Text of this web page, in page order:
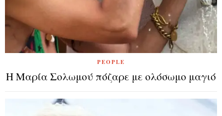
PEOPLE
Η Μαρία Σολωμού πόζαρε με ολόσωμο μαγιό